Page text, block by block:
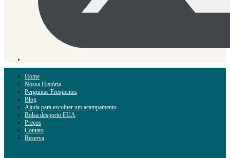
Home
Nossa História
Perguntas Frequentes
Blog
Ajuda para escolher um acampamento
Bolsa desporto EUA
Preços
Contato
Reserva